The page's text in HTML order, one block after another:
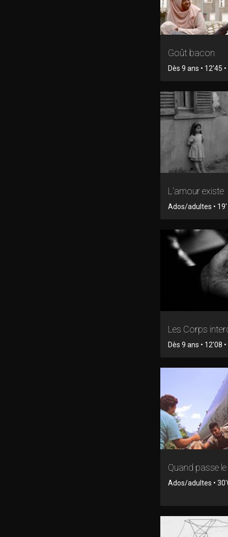
Goût bacon
Dès 9 ans • 12'45
L'amour existe
Ados/adultes •
Les Corps
Dès 9 ans • 12'08
Quand passe
Ados/adultes •